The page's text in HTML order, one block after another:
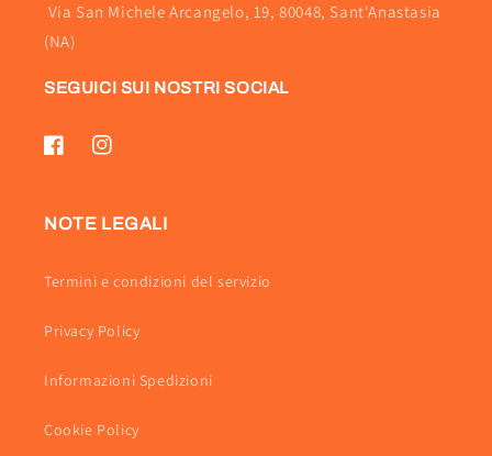
Via San Michele Arcangelo, 19, 80048, Sant'Anastasia
(NA)
SEGUICI SUI NOSTRI SOCIAL
FacebookInstagram
NOTE LEGALI
Termini e condizioni del servizio
Privacy Policy
Informazioni Spedizioni
Cookie Policy